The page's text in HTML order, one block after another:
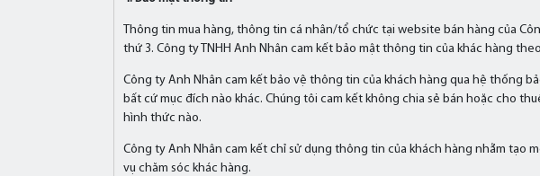
Thông tin mua hàng, thông tin cá nhân/tổ chức tại website bán hàng của
thứ 3. Công ty TNHH Anh Nhân cam kết bảo mật thông tin của khác hàng
Công ty Anh Nhân cam kết bảo vệ thông tin của khách hàng qua hệ thống
bất cứ mục đích nào khác. Chúng tôi cam kết không chia sẻ bán hoặc cho
hình thức nào.
Công ty Anh Nhân cam kết chỉ sử dụng thông tin của khách hàng nhằm tạo
vụ chăm sóc khác hàng.